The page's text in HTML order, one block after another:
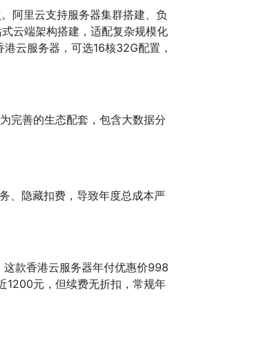
阿里云支持服务器集群搭建、负
云端架构搭建，适配复杂规模化
云服务器，可选16核32G配置，
完善的生态配套，包含大数据分
、隐藏扣费，导致年度总成本严
款香港云服务器年付优惠价998
1200元，但续费无折扣，常规年